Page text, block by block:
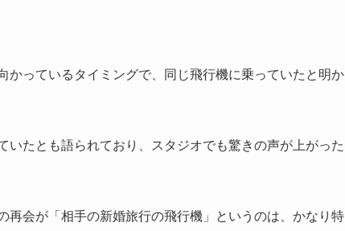
かっているタイミングで、同じ飛行機に乗っていたと明か
いたとも語られており、スタジオでも驚きの声が上がった
再会が「相手の新婚旅行の飛行機」というのは、かなり特